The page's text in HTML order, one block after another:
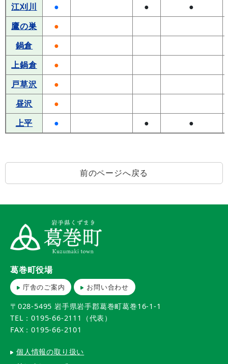
江刈川
● ●
●
鷹の巣
●
鍋倉
●
上鍋倉
●
戸草沢
●
昼沢
●
上平
● ● ●
前のページへ戻る
葛巻町役場
庁舎のご案内 お問い合わせ
〒028-5495 岩手県岩手郡葛巻町葛巻16-1-1
TEL：0195-66-2111（代表）
FAX：0195-66-2101
個人情報の取り扱い